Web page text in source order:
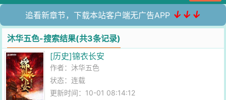
追看新章节，下载本站客户端无广告APP ↓↓↓
沐华五色-搜索结果(共3条记录)
[历史]锦衣长安
作者： 沐华五色
状态：连载
更新时间：10-01 08:14:12